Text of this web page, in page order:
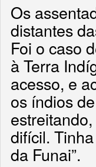
Os
distantes
Foi o caso
à Terra
acesso, e
os índios
difícil.
da Funai”.